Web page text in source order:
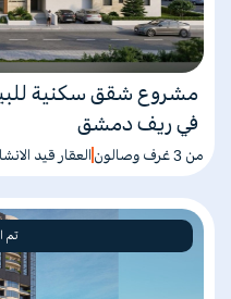
مشروع شقق سكنية
في ريف دمشق
من 3 غرف وصالون العقار قيد
تم